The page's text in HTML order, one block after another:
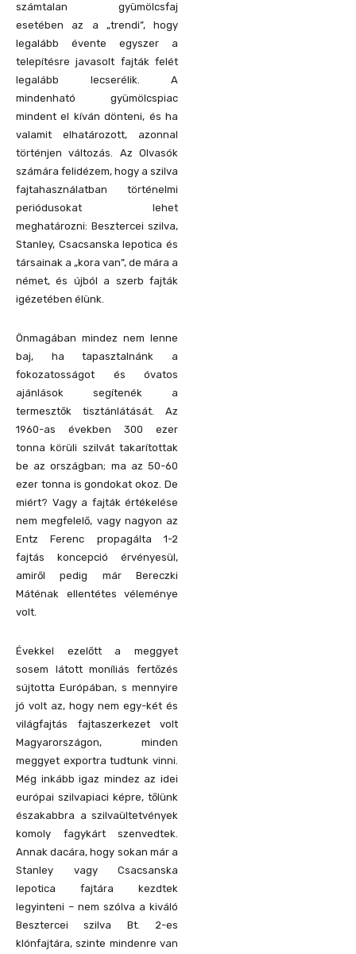
számtalan gyümölcsfaj
esetében az a „trendi”, hogy
legalább évente egyszer a
telepítésre javasolt fajták felét
legalább lecserélik. A
mindenható gyümölcspiac
mindent el kíván dönteni, és ha
valamit elhatározott, azonnal
történjen változás. Az Olvasók
számára felidézem, hogy a szilva
fajtahasználatban történelmi
periódusokat lehet
meghatározni: Besztercei szilva,
Stanley, Csacsanska lepotica és
társainak a „kora van”, de mára a
német, és újból a szerb fajták
igézetében élünk.
Önmagában mindez nem lenne
baj, ha tapasztalnánk a
fokozatosságot és óvatos
ajánlások segítenék a
termesztők tisztánlátását. Az
1960-as években 300 ezer
tonna körüli szilvát takarítottak
be az országban; ma az 50-60
ezer tonna is gondokat okoz. De
miért? Vagy a fajták értékelése
nem megfelelő, vagy nagyon az
Entz Ferenc propagálta 1-2
fajtás koncepció érvényesül,
amiről pedig már Bereczki
Máténak ellentétes véleménye
volt.
Évekkel ezelőtt a meggyet
sosem látott moníliás fertőzés
sújtotta Európában, s mennyire
jó volt az, hogy nem egy-két és
világfajtás fajtaszerkezet volt
Magyarországon, minden
meggyet exportra tudtunk vinni.
Még inkább igaz mindez az idei
európai szilvapiaci képre, tőlünk
északabbra a szilvaültetvények
komoly fagykárt szenvedtek.
Annak dacára, hogy sokan már a
Stanley vagy Csacsanska
lepotica fajtára kezdtek
legyinteni – nem szólva a kiváló
Besztercei szilva Bt. 2-es
klónfajtára, szinte mindenre van